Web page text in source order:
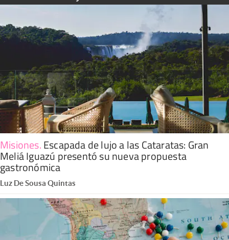
Misiones.Escapada de lujo a las Cataratas: Gran
Meliá Iguazú presentó su nueva propuesta
gastronómica
Luz De Sousa Quintas